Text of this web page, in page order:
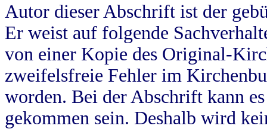
Autor dieser Abschrift ist der
Er weist auf folgende
von einer Kopie des Original-
zweifelsfreie Fehler im
worden. Bei der Abschrift kann
gekommen sein. Deshalb wird